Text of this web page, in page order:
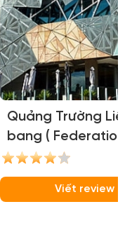
Quảng Trường Liên
bang ( Federation
Square )
Viết review